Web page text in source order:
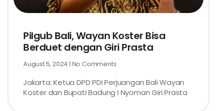
Pilgub Bali, Wayan Koster Bisa
Berduet dengan Giri Prasta
August 5, 2024 No Comments
Jakarta: Ketua DPD PDI Perjuangan Bali Wayan
Koster dan Bupati Badung I Nyoman Giri Prasta